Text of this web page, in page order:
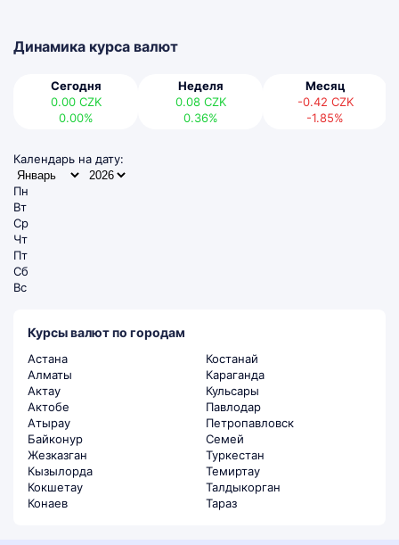
Динамика курса валют
Сегодня
0.00 CZK
0.00%
Неделя
0.08 CZK
0.36%
Месяц
-0.42 CZK
-1.85%
Календарь на дату:
Пн
Вт
Ср
Чт
Пт
Сб
Вс
Курсы валют по городам
Астана
Алматы
Актау
Актобе
Атырау
Байконур
Жезказган
Кызылорда
Кокшетау
Конаев
Костанай
Караганда
Кульсары
Павлодар
Петропавловск
Семей
Туркестан
Темиртау
Талдыкорган
Тараз